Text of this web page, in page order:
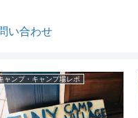
い合わせ
ャンプ・キャンプ場レポ